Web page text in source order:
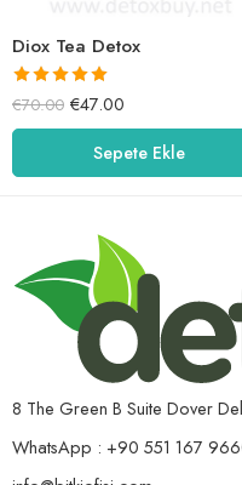
Diox Tea Detox
5 üzerinden
5.00oy aldı
€70.00 €47.00
Sepete Ekle
8 The Green B Suite Dover
WhatsApp : +90 551 167